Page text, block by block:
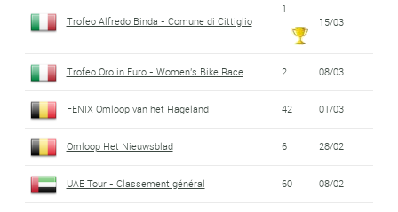
Trofeo Alfredo Binda - Comune di Cittiglio
1
15/03
Trofeo Oro in Euro - Women's Bike Race 2 08/03
FENIX Omloop van het Hageland 42 01/03
Omloop Het Nieuwsblad 6 28/02
UAE Tour - Classement général 60 08/02